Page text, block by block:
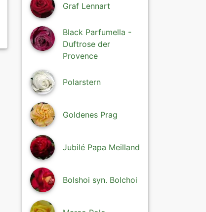
Graf Lennart
Black Parfumella -
Duftrose der
Provence
Polarstern
Goldenes Prag
Jubilé Papa Meilland
Bolshoi syn. Bolchoi